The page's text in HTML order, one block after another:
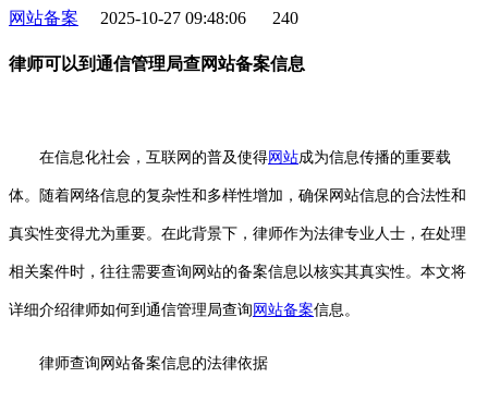
网站备案 2025-10-27 09:48:06 240
律师可以到通信管理局查网站备案信息
在信息化社会，互联网的普及使得网站成为信息传播的重要载
体。随着网络信息的复杂性和多样性增加，确保网站信息的合法性和
真实性变得尤为重要。在此背景下，律师作为法律专业人士，在处理
相关案件时，往往需要查询网站的备案信息以核实其真实性。本文将
详细介绍律师如何到通信管理局查询 网站备案信息。
律师查询网站备案信息的法律依据